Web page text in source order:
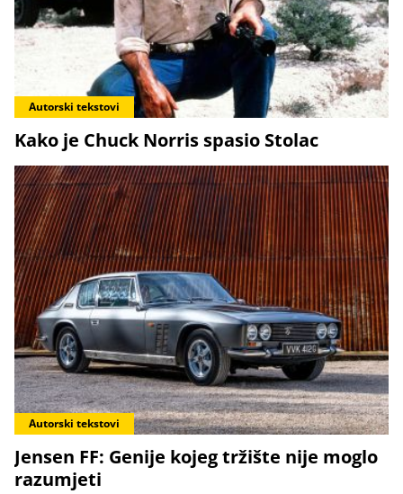
Autorski tekstovi
Kako je Chuck Norris spasio Stolac
Autorski tekstovi
Jensen FF: Genije kojeg tržište nije moglo
razumjeti